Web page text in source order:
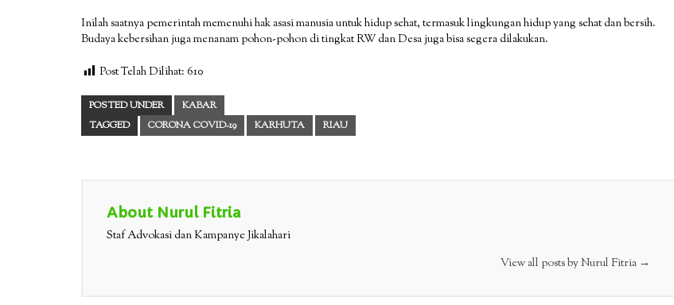
Inilah saatnya pemerintah memenuhi hak asasi manusia untuk hidup sehat, termasuk lingkungan hidup yang sehat dan bersih.
Budaya kebersihan juga menanam pohon-pohon di tingkat RW dan Desa juga bisa segera dilakukan.
Post Telah Dilihat: 610
POSTED UNDER
KABAR
TAGGED
CORONA COVID-19 KARHUTA RIAU
About Nurul Fitria
Staf Advokasi dan Kampanye Jikalahari
View all posts by Nurul Fitria →